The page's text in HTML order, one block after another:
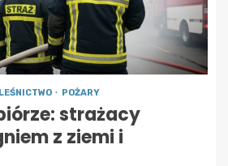
LEŚNICTWO POŻARY
strażacy
z ziemi i